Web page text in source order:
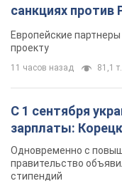
Одновременно с
стипендий
6 часов назад
просьбу
для Patriot
Американские запасы
ограничены